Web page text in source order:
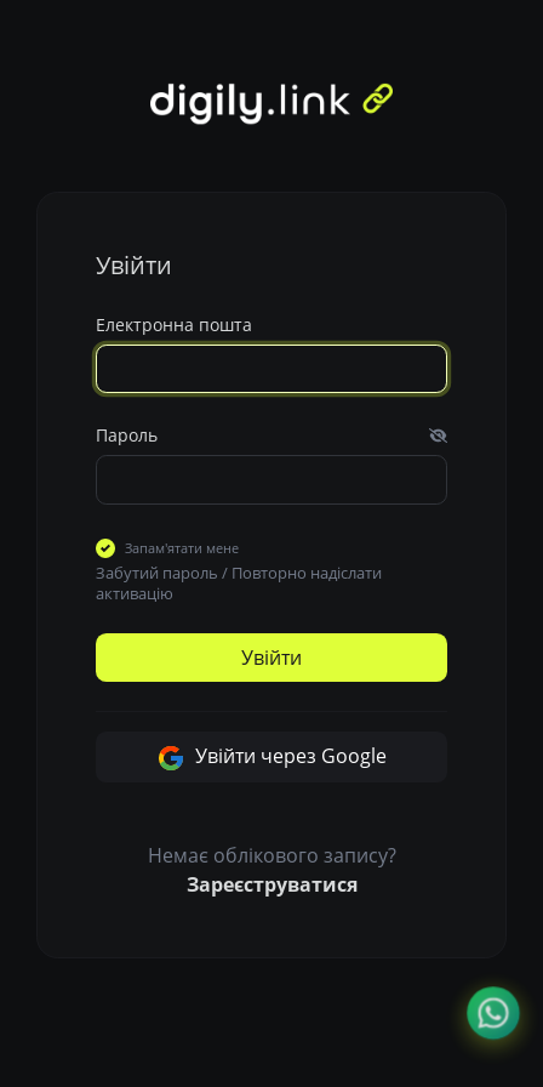
Увійти
Електронна пошта
Пароль
Запам'ятати мене
Забутий пароль / Повторно надіслати
активацію
Увійти
Увійти через Google
Немає облікового запису?
Зареєструватися